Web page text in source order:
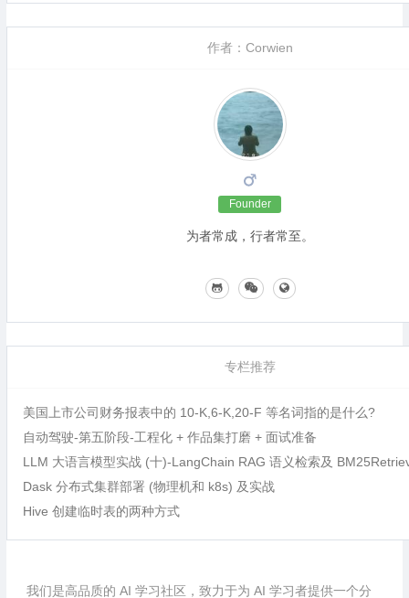
作者：Corwien
Founder
为者常成，行者常至。
专栏推荐
美国上市公司财务报表中的 10-K,6-K,20-F 等名词指的是什么?
自动驾驶-第五阶段-工程化 + 作品集打磨 + 面试准备
LLM 大语言模型实战 (十)-LangChain RAG 语义检索及
Dask 分布式集群部署 (物理机和 k8s) 及实战
Hive 创建临时表的两种方式
我们是高品质的 AI 学习社区，致力于为 AI 学习者提供一个分